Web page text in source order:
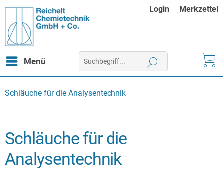
Login Merkzettel
Menü
Schläuche für die Analysentechnik
Schläuche für die
Analysentechnik